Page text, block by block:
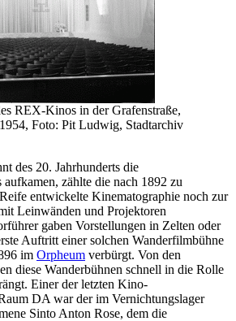
REX-Kinos in der Grafenstraße,
Foto: Pit Ludwig, Stadtarchiv
des 20. Jahrhunderts die
zählte die nach 1892 zu
entwickelte Kinematographie noch zur
Leinwänden und Projektoren
gaben Vorstellungen in Zelten oder
Auftritt einer solchen Wanderfilmbühne
im Orpheum verbürgt. Von den
diese Wanderbühnen schnell in die Rolle
Einer der letzten Kino-
DA war der im Vernichtungslager
Sinto Anton Rose, dem die